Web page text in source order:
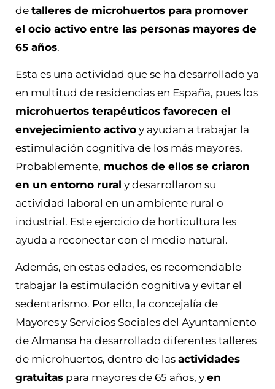
de talleres de microhuertos para promover
el ocio activo entre las personas mayores de
65 años.
Esta es una actividad que se ha desarrollado ya
en multitud de residencias en España, pues los
microhuertos terapéuticos favorecen el
envejecimiento activo y ayudan a trabajar la
estimulación cognitiva de los más mayores.
Probablemente, muchos de ellos se criaron
en un entorno rural y desarrollaron su
actividad laboral en un ambiente rural o
industrial. Este ejercicio de horticultura les
ayuda a reconectar con el medio natural.
Además, en estas edades, es recomendable
trabajar la estimulación cognitiva y evitar el
sedentarismo. Por ello, la concejalía de
Mayores y Servicios Sociales del Ayuntamiento
de Almansa ha desarrollado diferentes talleres
de microhuertos, dentro de las actividades
gratuitas para mayores de 65 años, y en